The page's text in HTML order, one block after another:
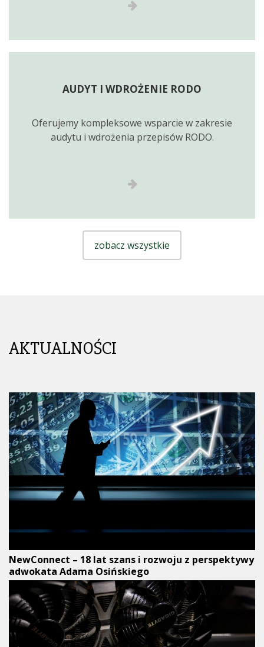
AUDYT I WDROŻENIE RODO
Oferujemy kompleksowe wsparcie w zakresie
audytu i wdrożenia przepisów RODO.
zobacz wszystkie
AKTUALNOŚCI
NewConnect – 18 lat szans i rozwoju z perspektywy
adwokata Adama Osińskiego